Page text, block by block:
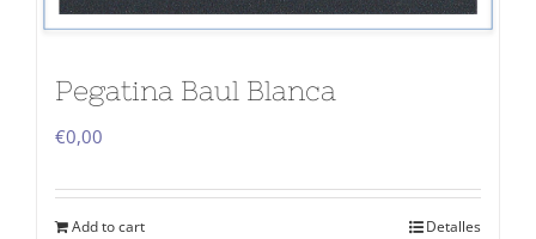
Pegatina Baul Blanca
€0,00
Add to cart Detalles